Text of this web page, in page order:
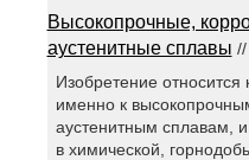
Высокопрочные,
аустенитные сплавы
Изобретение относится
именно к
аустенитным сплавам,
в химической,